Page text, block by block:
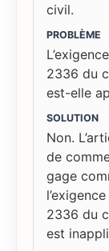
civil.
PROBLÈME
2336 du
est-elle
SOLUTION
Non.
de
gage
2336 du
est